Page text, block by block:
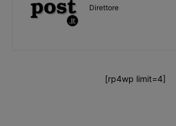
Direttore
[rp4wp limit=4]